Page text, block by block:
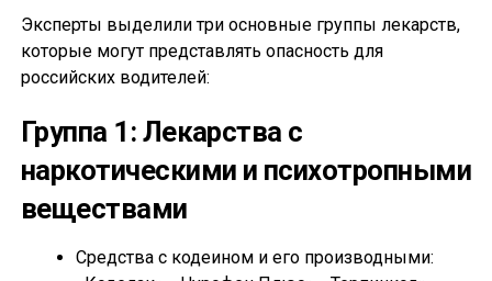
Эксперты выделили три основные группы лекарств,
которые могут представлять опасность для
российских водителей:
Группа 1: Лекарства с
наркотическими и психотропными
веществами
Средства с кодеином и его производными: